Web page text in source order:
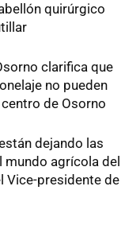
quirúrgico
clarifica que
no pueden
de Osorno
dejando las
mundo agrícola del
Vice-presidente de